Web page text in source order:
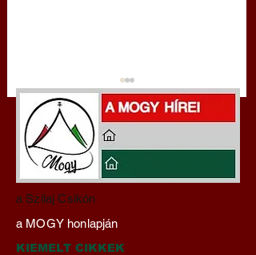
Miért tabu Fauci
büntetőjogi felelősségre
vonása
a Szilaj Csikón
a MOGY honlapján
KIEMELT CIKKEK